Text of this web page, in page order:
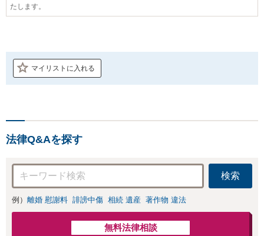
たします。
マイリストに入れる
法律Q&Aを探す
検索
例） 離婚 慰謝料 誹謗中傷 相続 遺産 著作物 違法
無料法律相談